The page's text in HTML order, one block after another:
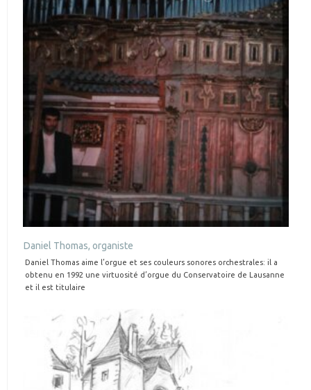
Daniel Thomas, organiste
Daniel Thomas aime l’orgue et ses couleurs sonores orchestrales: il a
obtenu en 1992 une virtuosité d’orgue du Conservatoire de Lausanne
et il est titulaire